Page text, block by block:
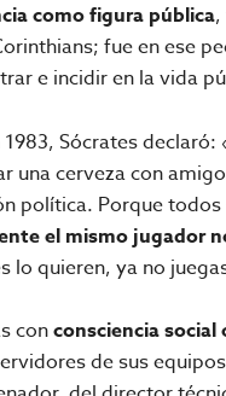
como figura pública
fue en ese
e incidir en la vida
1983, Sócrates declaró:
cerveza con
política. Porque todos
el mismo jugador
quieren, ya no
conconsciencia
de sus